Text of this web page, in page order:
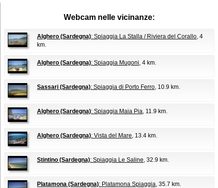
Webcam nelle vicinanze:
Alghero (Sardegna): Spiaggia La Stalla / Riviera del Corallo , 4
km.
Alghero (Sardegna): Spiaggia Mugoni , 4 km.
Sassari (Sardegna): Spiaggia di Porto Ferro , 10.9 km.
Alghero (Sardegna): Spiaggia Maia Pia , 11.9 km.
Alghero (Sardegna): Vista del Mare , 13.4 km.
Stintino (Sardegna): Spiaggia Le Saline , 32.9 km.
Platamona (Sardegna): Platamona Spiaggia , 35.7 km.